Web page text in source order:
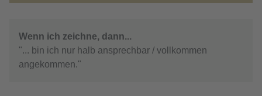
Wenn ich zeichne, dann...
"... bin ich nur halb ansprechbar / vollkommen
angekommen."